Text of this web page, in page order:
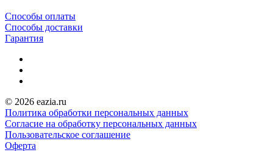
Способы оплаты
Способы доставки
Гарантия
© 2026 eazia.ru
Политика обработки персональных данных
Согласие на обработку персональных данных
Пользовательское соглашение
Оферта